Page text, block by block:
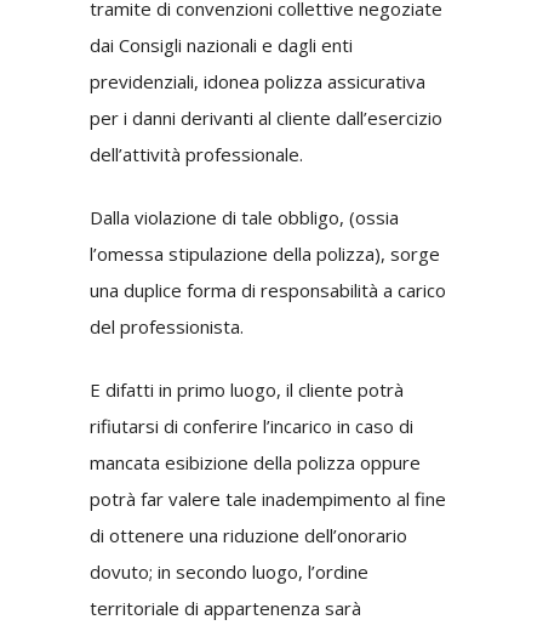
tramite di convenzioni collettive negoziate
dai Consigli nazionali e dagli enti
previdenziali, idonea polizza assicurativa
per i danni derivanti al cliente dall’esercizio
dell’attività professionale.
Dalla violazione di tale obbligo, (ossia
l’omessa stipulazione della polizza), sorge
una duplice forma di responsabilità a carico
del professionista.
E difatti in primo luogo, il cliente potrà
rifiutarsi di conferire l’incarico in caso di
mancata esibizione della polizza oppure
potrà far valere tale inadempimento al fine
di ottenere una riduzione dell’onorario
dovuto; in secondo luogo, l’ordine
territoriale di appartenenza sarà